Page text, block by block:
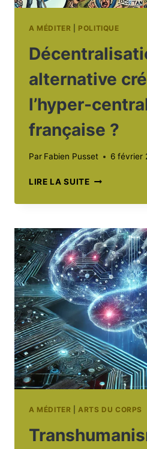
A MÉDITER POLITIQUE
alternative
l’hyper-
française ?
Par Fabien Pusset 6 février
LIRE LA SUITE
UNE
CRÉDIBLE
À
L’HYPER-
FRANÇAISE
?
A MÉDITER |ARTS DU CORPS